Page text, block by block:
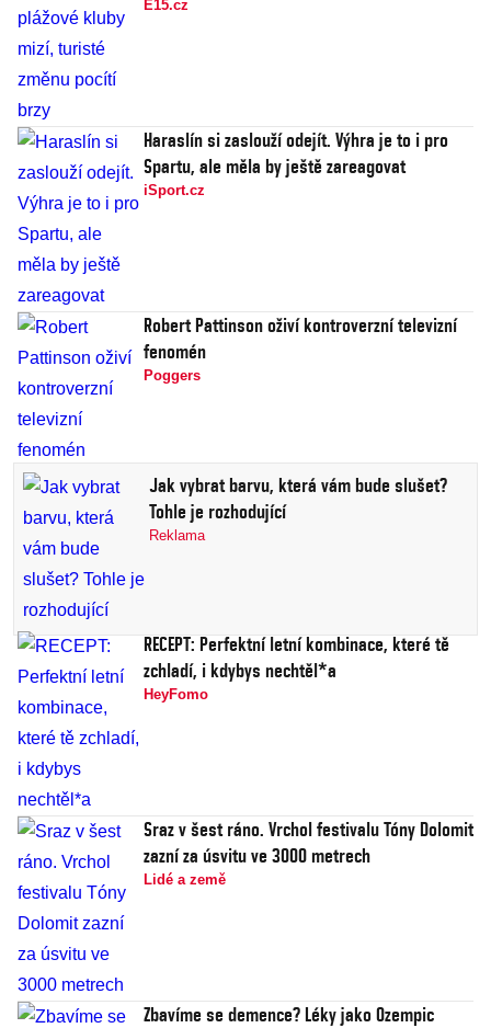
E15.cz
Haraslín si zaslouží odejít. Výhra je to i pro
Spartu, ale měla by ještě zareagovat
iSport.cz
Robert Pattinson oživí kontroverzní televizní
fenomén
Poggers
Jak vybrat barvu, která vám bude slušet?
Tohle je rozhodující
Reklama
RECEPT: Perfektní letní kombinace, které tě
zchladí, i kdybys nechtěl*a
HeyFomo
Sraz v šest ráno. Vrchol festivalu Tóny Dolomit
zazní za úsvitu ve 3000 metrech
Lidé a země
Zbavíme se demence? Léky jako Ozempic